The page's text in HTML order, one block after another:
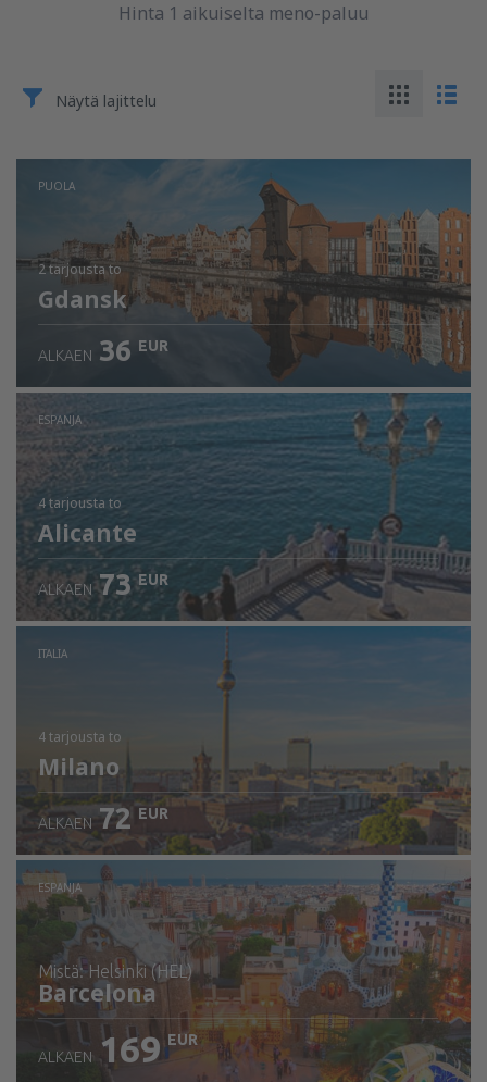
Hinta 1 aikuiselta meno-paluu
Näytä lajittelu
PUOLA
2 tarjousta to
Gdansk
ALKAEN 36 EUR
ESPANJA
4 tarjousta to
Alicante
ALKAEN 73 EUR
ITALIA
4 tarjousta to
Milano
ALKAEN 72 EUR
ESPANJA
mistä: Helsinki (HEL)
Barcelona
ALKAEN 169 EUR